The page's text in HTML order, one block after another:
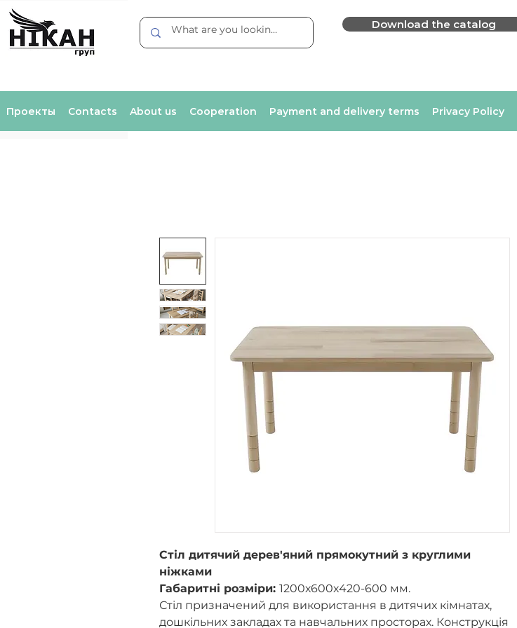
Download the catalog
Проекты Contacts About us Cooperation Payment and delivery terms Privacy Policy
Стіл дитячий дерев'яний прямокутний з круглими
ніжками
Габаритні розміри: 1200х600х420-600 мм.
Стіл призначений для використання в дитячих кімнатах,
дошкільних закладах та навчальних просторах. Конструкція